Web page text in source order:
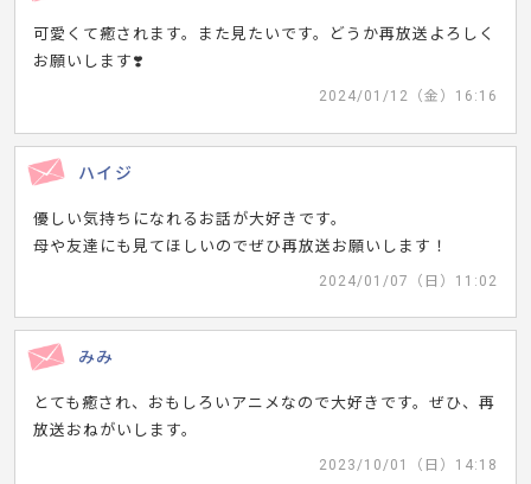
可愛くて癒されます。また見たいです。どうか再放送よろしく
お願いします❣️
2024/01/12（金）16:16
ハイジ
優しい気持ちになれるお話が大好きです。
母や友達にも見てほしいのでぜひ再放送お願いします！
2024/01/07（日）11:02
みみ
とても癒され、おもしろいアニメなので大好きです。ぜひ、再
放送おねがいします。
2023/10/01（日）14:18